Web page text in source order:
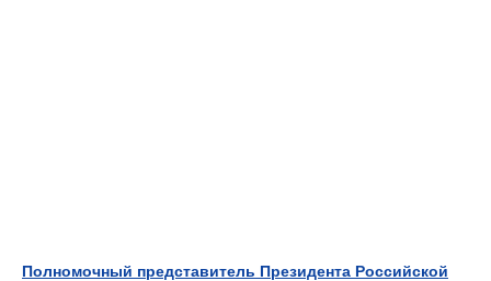
Полномочный представитель Президента Российской